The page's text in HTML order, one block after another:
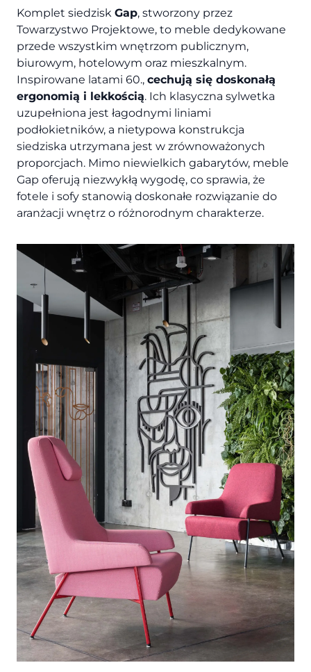
Komplet siedzisk Gap, stworzony przez
Towarzystwo Projektowe, to meble dedykowane
przede wszystkim wnętrzom publicznym,
biurowym, hotelowym oraz mieszkalnym.
Inspirowane latami 60., cechują się doskonałą
ergonomią i lekkością. Ich klasyczna sylwetka
uzupełniona jest łagodnymi liniami
podłokietników, a nietypowa konstrukcja
siedziska utrzymana jest w zrównoważonych
proporcjach. Mimo niewielkich gabarytów, meble
Gap oferują niezwykłą wygodę, co sprawia, że
fotele i sofy stanowią doskonałe rozwiązanie do
aranżacji wnętrz o różnorodnym charakterze.